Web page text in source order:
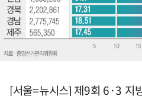
[서울=뉴시스] 제9회 6·3 지